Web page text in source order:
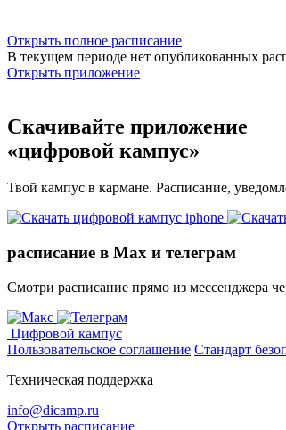
Открыть полное расписание
В текущем периоде нет опубликованных
Открыть приложение
Скачивайте приложение
«цифровой кампус»
Твой кампус в кармане. Расписание,
расписание в Max и телеграм
Смотри расписание прямо из мессенджера
Цифровой кампус
Пользовательское соглашение Стандарт
Техническая поддержка
info@dicamp.ru
Открыть расписание